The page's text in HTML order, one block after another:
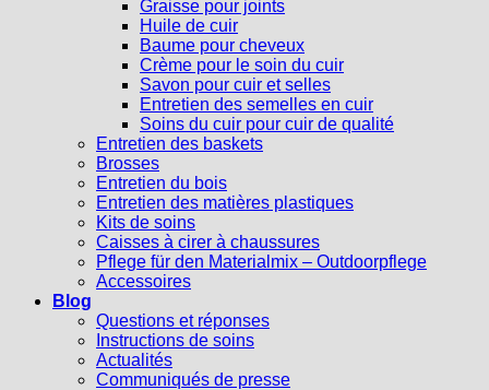
Graisse pour joints
Huile de cuir
Baume pour cheveux
Crème pour le soin du cuir
Savon pour cuir et selles
Entretien des semelles en cuir
Soins du cuir pour cuir de qualité
Entretien des baskets
Brosses
Entretien du bois
Entretien des matières plastiques
Kits de soins
Caisses à cirer à chaussures
Pflege für den Materialmix – Outdoorpflege
Accessoires
Blog
Questions et réponses
Instructions de soins
Actualités
Communiqués de presse